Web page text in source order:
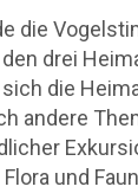
die
drei
die
andere
und